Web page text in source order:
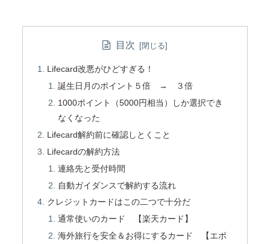
目次
Lifecard改悪がひどすぎる！
誕生日月のポイント５倍 → ３倍
1000ポイント（5000円相当）しか選択でき
なくなった
Lifecard解約前に確認しとくこと
Lifecardの解約方法
連絡先と受付時間
自動ガイダンスで解約する流れ
クレジットカードはこの二つで十分だ
通常使いのカード 【楽天カード】
海外旅行を安全＆お得にするカード 【エポ